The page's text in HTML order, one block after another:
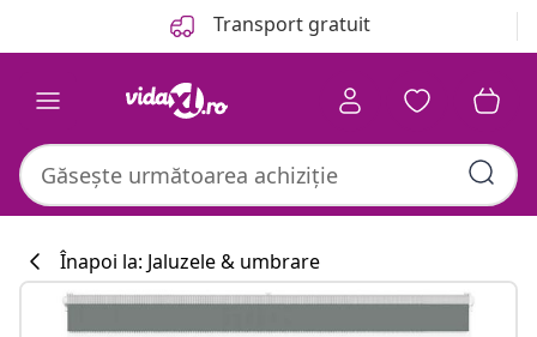
Transport gratuit
Înapoi la: Jaluzele & umbrare